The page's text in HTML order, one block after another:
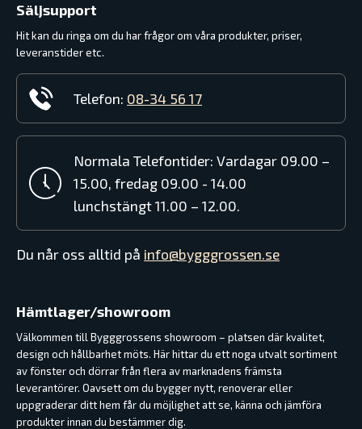
Säljsupport
Hit kan du ringa om du har frågor om våra produkter, priser,
leveranstider etc.
Telefon: 08-34 56 17
Normala Telefontider: Vardagar 09.00 –
15.00, fredag 09.00 - 14.00
lunchstängt 11.00 – 12.00.
Du når oss alltid på info@bygggrossen.se
Hämtlager/showroom
Välkommen till Bygggrossens showroom – platsen där kvalitet,
design och hållbarhet möts. Här hittar du ett noga utvalt sortiment
av fönster och dörrar från flera av marknadens främsta
leverantörer. Oavsett om du bygger nytt, renoverar eller
uppgraderar ditt hem får du möjlighet att se, känna och jämföra
produkter innan du bestämmer dig.